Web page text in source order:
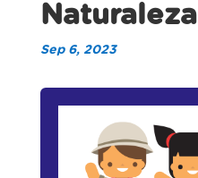
Naturaleza
Sep 6, 2023